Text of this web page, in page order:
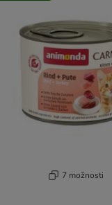
7 možnosti